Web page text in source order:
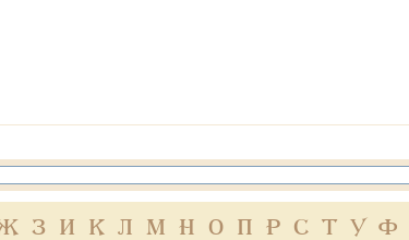
З И К Л М Н О П Р С Т У Ф